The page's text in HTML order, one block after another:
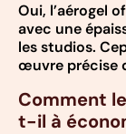
Oui, l’aérogel
avec une
les studios.
œuvre précise
Comment
t-il à